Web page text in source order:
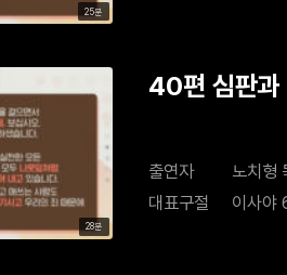
25분
28분
40편 심판
출연자
노치형
대표구절
이사야